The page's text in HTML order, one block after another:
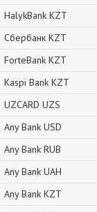
HalykBank KZT
Сбербанк KZT
ForteBank KZT
Kaspi Bank KZT
UZCARD UZS
Any Bank USD
Any Bank RUB
Any Bank UAH
Any Bank KZT